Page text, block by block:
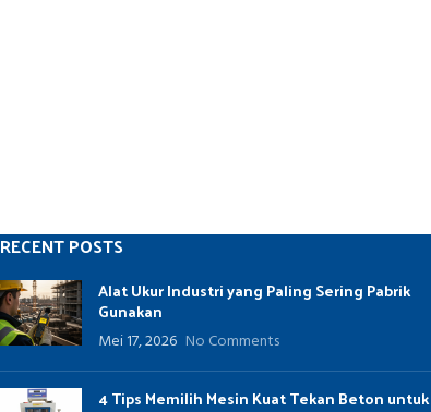
RECENT POSTS
Alat Ukur Industri yang Paling Sering Pabrik
Gunakan
Mei 17, 2026 No Comments
4 Tips Memilih Mesin Kuat Tekan Beton untuk